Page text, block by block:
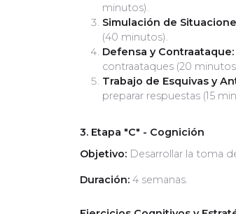
minutos).
Simulación de
(40 minutos).
Defensa y Contraataque:
contraataques (20
Trabajo de Esquivas y
preparar respuestas (15
3. Etapa "C" - Cognición
Objetivo: Desarrollar la toma
Duración: 4 semanas.